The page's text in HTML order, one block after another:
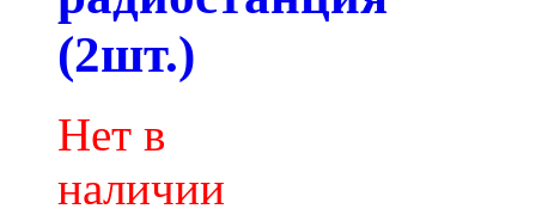
(2шт.)
Нет в
наличии